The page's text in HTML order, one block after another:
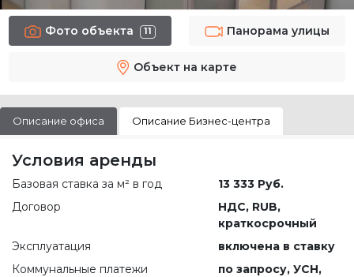
Фото объекта 11 Панорама улицы
Объект на карте
Описание офиса Описание Бизнес-центра
Условия аренды
Базовая ставка за м² в год
13 333 Руб.
Договор
НДС, RUB,
краткосрочный
Эксплуатация
включена в ставку
Коммунальные платежи
по запросу, УСН,